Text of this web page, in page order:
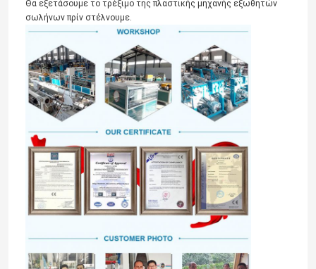
Θα εξετάσουμε το τρέξιμο της πλαστικής μηχανής εξωθητών
σωλήνων πρίν στέλνουμε.